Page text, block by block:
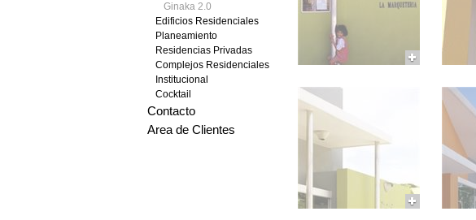
Ginaka 2.0
Edificios Residenciales
Planeamiento
Residencias Privadas
Complejos Residenciales
Institucional
Cocktail
Contacto
Area de Clientes